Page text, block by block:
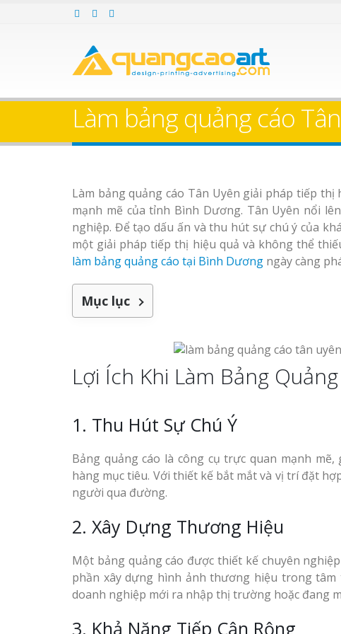
Làm bảng quảng cáo
Làm bảng quảng cáo Tân Uyên giải pháp tiếp
mạnh mẽ của tỉnh Bình Dương. Tân Uyên nổi
nghiệp. Để tạo dấu ấn và thu hút sự chú ý của
một giải pháp tiếp thị hiệu quả và không thể
làm bảng quảng cáo tại Bình Dương ngày càng
Mục lục
Lợi Ích Khi Làm Bảng
1. Thu Hút Sự Chú Ý
Bảng quảng cáo là công cụ trực quan mạnh
hàng mục tiêu. Với thiết kế bắt mắt và vị trí đặt
người qua đường.
2. Xây Dựng Thương Hiệu
Một bảng quảng cáo được thiết kế chuyên
phần xây dựng hình ảnh thương hiệu trong
doanh nghiệp mới ra nhập thị trường hoặc đang
3. Khả Năng Tiếp Cận Rộng
Bảng Hiệu Salon Tóc
Vinh Thu Hút Mọi Ánh Nhìn
Bảng Hiệu Nhà Hàng
Thi Công Bảng Hiệu
Sửa chữa biển quảng cáo
Nghệ An uy tín
Làm biển hiệu chữ inox
tại Vinh Nghệ An
Làm bảng hiệu gỗ tại
Nha Trang
theo yêu cầu
Làm bảng hiệu gỗ tại
Nghệ An
Làm Biển Hiệu
Cà Phê Bình Dương Trọn Gói
Làm bảng hiệu trà
sữa Bình Dương
tóc Thuận An
Thi công biển
cáo Vinh
Làm biển quảng
Nghệ An giá rẻ